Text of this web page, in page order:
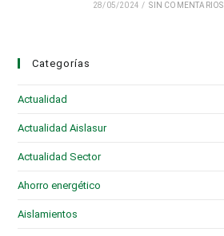
28/05/2024 / SIN COMENTARIOS
Categorías
Actualidad
Actualidad Aislasur
Actualidad Sector
Ahorro energético
Aislamientos